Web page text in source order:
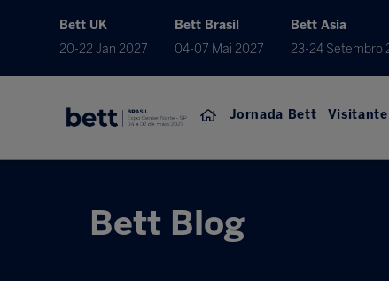
Bett UK
20-22 Jan 2027
Bett Brasil
04-07 Mai 2027
Bett Asia
23-24 Setembro
Jornada Bett Visitante
Bett Blog